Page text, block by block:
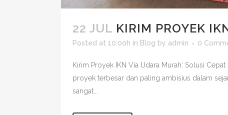
22 JUL KIRIM PROYEK
Posted at 10:00h in Blog by admin 0
Kirim Proyek IKN Via Udara Murah: Solusi
proyek terbesar dan paling ambisius dalam
sangat...